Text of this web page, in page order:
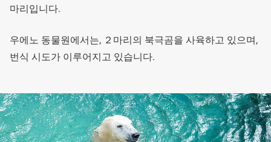
마리입니다.
우에노 동물원에서는, ２마리의 북극곰을 사육하고 있으며,
번식 시도가 이루어지고 있습니다.